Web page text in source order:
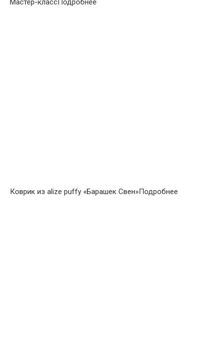
Мастер-классПодробнее
Коврик из alize puffy «Барашек Свен»Подробнее